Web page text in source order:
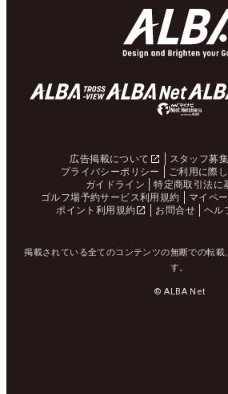
広告掲載について スタッフ募集
プライバシーポリシー
ご利用に際
ガイドライン
特定商取引法に
ゴルフ場予約サービス利用規約
マイペ
ポイント利用規約
お問合せ ヘル
掲載されている全てのコンテンツの無断での転載
す。
© ALBA Net